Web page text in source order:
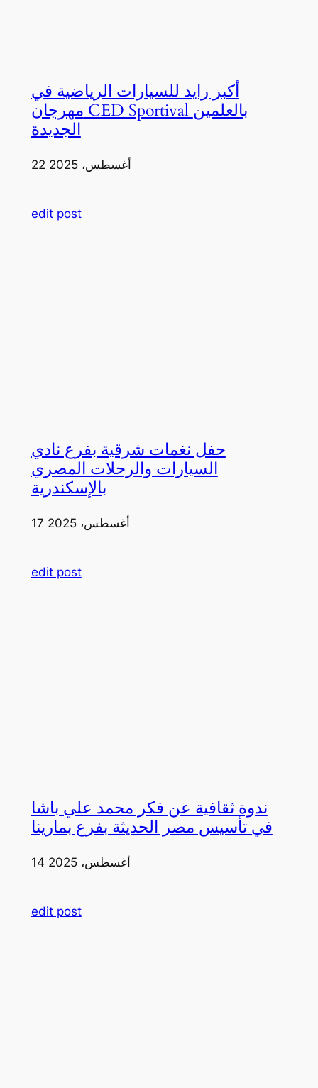
أكبر رايد للسيارات الرياضية في
مهرجان CED Sportival بالعلمين
الجديدة
22 أغسطس، 2025
edit post
حفل نغمات شرقية بفرع نادي
السيارات والرحلات المصري
بالإسكندرية
17 أغسطس، 2025
edit post
ندوة ثقافية عن فكر محمد علي باشا
في تأسيس مصر الحديثة بفرع بمارينا
14 أغسطس، 2025
edit post